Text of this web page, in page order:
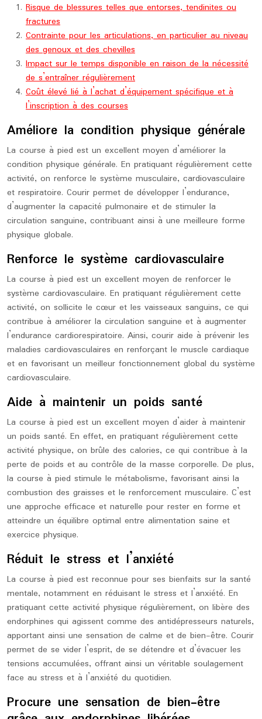
Risque de blessures telles que entorses, tendinites ou
fractures
Contrainte pour les articulations, en particulier au niveau
des genoux et des chevilles
Impact sur le temps disponible en raison de la nécessité
de s’entraîner régulièrement
Coût élevé lié à l’achat d’équipement spécifique et à
l’inscription à des courses
Améliore la condition physique générale
La course à pied est un excellent moyen d’améliorer la
condition physique générale. En pratiquant régulièrement cette
activité, on renforce le système musculaire, cardiovasculaire
et respiratoire. Courir permet de développer l’endurance,
d’augmenter la capacité pulmonaire et de stimuler la
circulation sanguine, contribuant ainsi à une meilleure forme
physique globale.
Renforce le système cardiovasculaire
La course à pied est un excellent moyen de renforcer le
système cardiovasculaire. En pratiquant régulièrement cette
activité, on sollicite le cœur et les vaisseaux sanguins, ce qui
contribue à améliorer la circulation sanguine et à augmenter
l’endurance cardiorespiratoire. Ainsi, courir aide à prévenir les
maladies cardiovasculaires en renforçant le muscle cardiaque
et en favorisant un meilleur fonctionnement global du système
cardiovasculaire.
Aide à maintenir un poids santé
La course à pied est un excellent moyen d’aider à maintenir
un poids santé. En effet, en pratiquant régulièrement cette
activité physique, on brûle des calories, ce qui contribue à la
perte de poids et au contrôle de la masse corporelle. De plus,
la course à pied stimule le métabolisme, favorisant ainsi la
combustion des graisses et le renforcement musculaire. C’est
une approche efficace et naturelle pour rester en forme et
atteindre un équilibre optimal entre alimentation saine et
exercice physique.
Réduit le stress et l’anxiété
La course à pied est reconnue pour ses bienfaits sur la santé
mentale, notamment en réduisant le stress et l’anxiété. En
pratiquant cette activité physique régulièrement, on libère des
endorphines qui agissent comme des antidépresseurs naturels,
apportant ainsi une sensation de calme et de bien-être. Courir
permet de se vider l’esprit, de se détendre et d’évacuer les
tensions accumulées, offrant ainsi un véritable soulagement
face au stress et à l’anxiété du quotidien.
Procure une sensation de bien-être